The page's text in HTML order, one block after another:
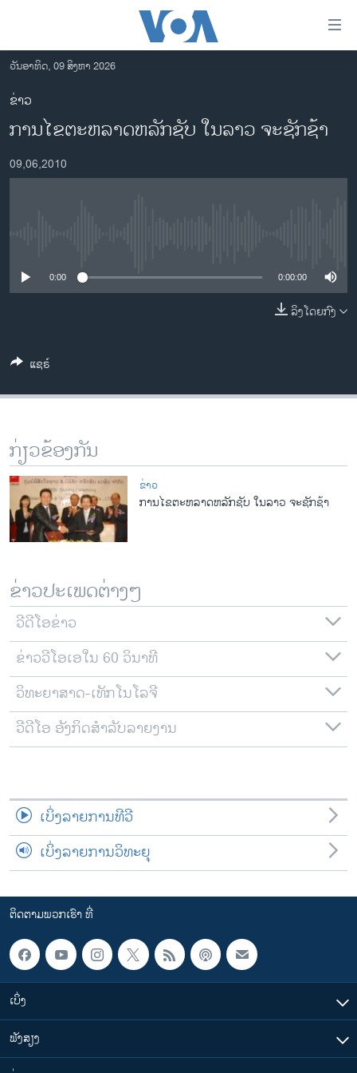
ເຂົ້າ
ຫາ
ຂ້າມ
ຂ້າມ
ໄປ
ອາເມຣິກາ
ການເລືອກຕັ້ງ ປະທານາທີບໍດີ ສະຫະລັດ 2024
ອິດສະຫຼະພາບດ້ານການຂ່າວ
ວິທະຍາສາດ-ເທັກໂນໂລຈີ
ທຸລະກິດ
ວີດີໂອ
ສຽງ
ລາຍການກະຈາຍສຽງ
ລາຍງານ
ຕິດຕາມພວກເຮົາ ທີ່
ພາສາຕ່າງໆ
ວັນອາທິດ, 09 ສິງຫາ 2026
ຂ່າວ
ການໄຂຕະຫລາດຫລັກຊັບ ໃນລາວ ຈະຊັກຊ້າ
09,06,2010
0:00 0:00:00
ລິງໂດຍກົງ
ແຊຣ໌
ກ່ຽວຂ້ອງກັນ
ຂ່າວ
ການໄຂຕະຫລາດຫລັກຊັບ ໃນລາວ ຈະຊັກຊ້າ
ຂ່າວປະເພດຕ່າງໆ
ວີດີໂອຂ່າວ
ຂ່າວວີໂອເອໃນ 60 ວິນາທີ
ວິທະຍາສາດ-ເທັກໂນໂລຈີ
ວີດີໂອ ອັງກິດສຳລັບລາຍງານ
ເບິ່ງລາຍການທີວີ
ເບິ່ງລາຍການວິທະຍຸ
ຕິດຕາມພວກເຮົາ ທີ່
ເບິ່ງ
ຟັງສຽງ